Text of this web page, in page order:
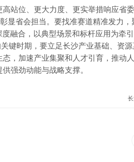
站位、更大力度、更实举措响应省
显省会担当。要找准赛道精准发力，
融合，以典型场景和标杆应用为牵
键时期，要立足长沙产业基础、资
，加速产业集聚和人才引育，推动
强劲动能与战略支撑。